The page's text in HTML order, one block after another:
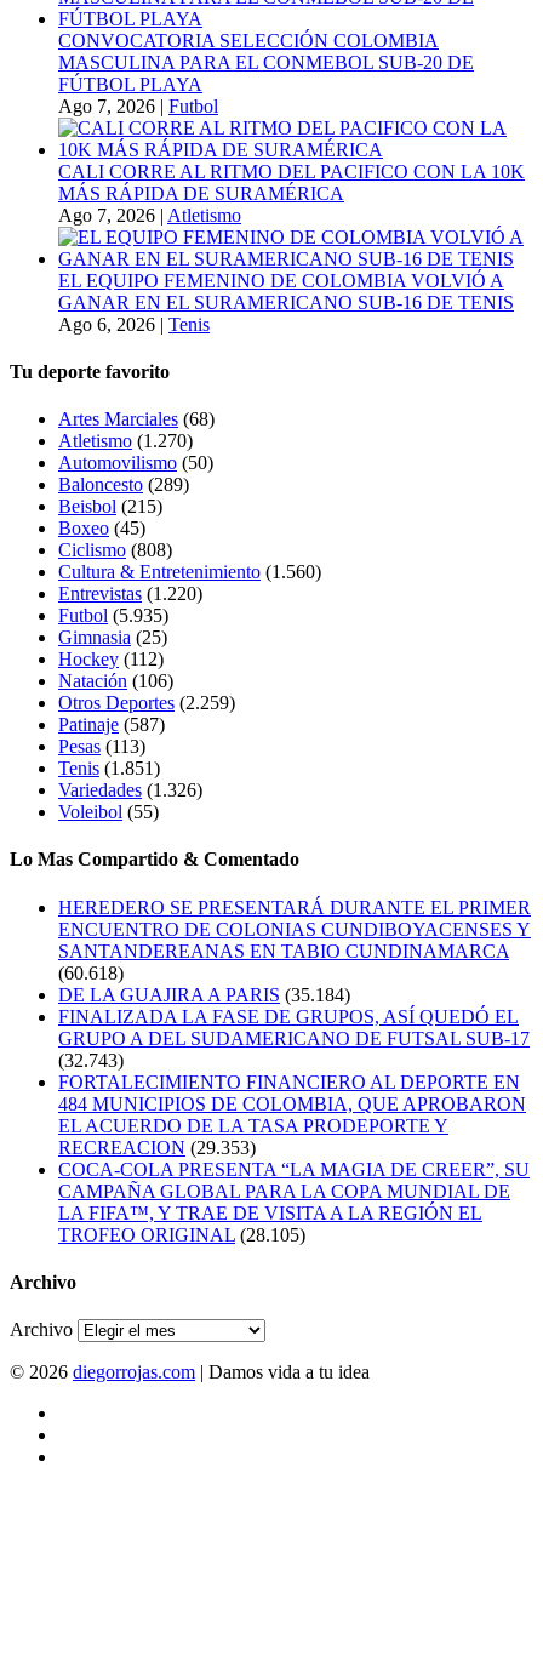
CONVOCATORIA SELECCIÓN COLOMBIA
MASCULINA PARA EL CONMEBOL SUB-20 DE
FÚTBOL PLAYA
Ago 7, 2026 | Futbol
CALI CORRE AL RITMO DEL PACIFICO CON LA 10K
MÁS RÁPIDA DE SURAMÉRICA
Ago 7, 2026 | Atletismo
EL EQUIPO FEMENINO DE COLOMBIA VOLVIÓ A
GANAR EN EL SURAMERICANO SUB-16 DE TENIS
Ago 6, 2026 | Tenis
Tu deporte favorito
Artes Marciales (68)
Atletismo (1.270)
Automovilismo (50)
Baloncesto (289)
Beisbol (215)
Boxeo (45)
Ciclismo (808)
Cultura & Entretenimiento (1.560)
Entrevistas (1.220)
Futbol (5.935)
Gimnasia (25)
Hockey (112)
Natación (106)
Otros Deportes (2.259)
Patinaje (587)
Pesas (113)
Tenis (1.851)
Variedades (1.326)
Voleibol (55)
Lo Mas Compartido & Comentado
HEREDERO SE PRESENTARÁ DURANTE EL PRIMER
ENCUENTRO DE COLONIAS CUNDIBOYACENSES Y
SANTANDEREANAS EN TABIO CUNDINAMARCA
(60.618)
DE LA GUAJIRA A PARIS (35.184)
FINALIZADA LA FASE DE GRUPOS, ASÍ QUEDÓ EL
GRUPO A DEL SUDAMERICANO DE FUTSAL SUB-17
(32.743)
FORTALECIMIENTO FINANCIERO AL DEPORTE EN
484 MUNICIPIOS DE COLOMBIA, QUE APROBARON
EL ACUERDO DE LA TASA PRODEPORTE Y
RECREACION (29.353)
COCA-COLA PRESENTA “LA MAGIA DE CREER”, SU
CAMPAÑA GLOBAL PARA LA COPA MUNDIAL DE
LA FIFA™, Y TRAE DE VISITA A LA REGIÓN EL
TROFEO ORIGINAL (28.105)
Archivo
Archivo
© 2026 diegorrojas.com | Damos vida a tu idea